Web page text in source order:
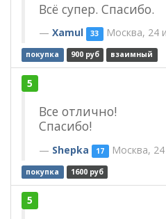
Всё супер. Спасибо.
Xamul 33 Москва, 24
покупка 900 руб взаимный
5
Все отлично!
Спасибо!
Shepka 17 Москва, 24
покупка 1600 руб
5